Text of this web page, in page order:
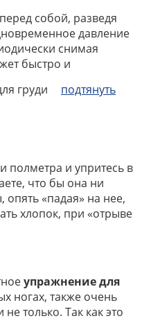
собой, разведя
давление
снимая
быстро и
подтянуть
полметра и упритесь в
что бы она ни
опять «падая» на нее,
хлопок, при «отрыве
упражнение для
ногах, также очень
только. Так как это